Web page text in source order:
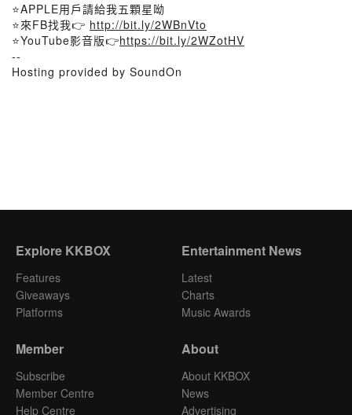
⭐APPLE用戶請給我五顆星呦
⭐來FB找我👉 http://bit.ly/2WBnVto
⭐YouTube影音版👉https://bit.ly/2WZotHV
--
Hosting provided by SoundOn
Explore KKBOX
Features
Giveaways
Platforms
Entertainment News
Latest
Charts
Music Awards
Member
Subscribe
Member Centre
Help Centre
About
About KKBOX
News
Advertising